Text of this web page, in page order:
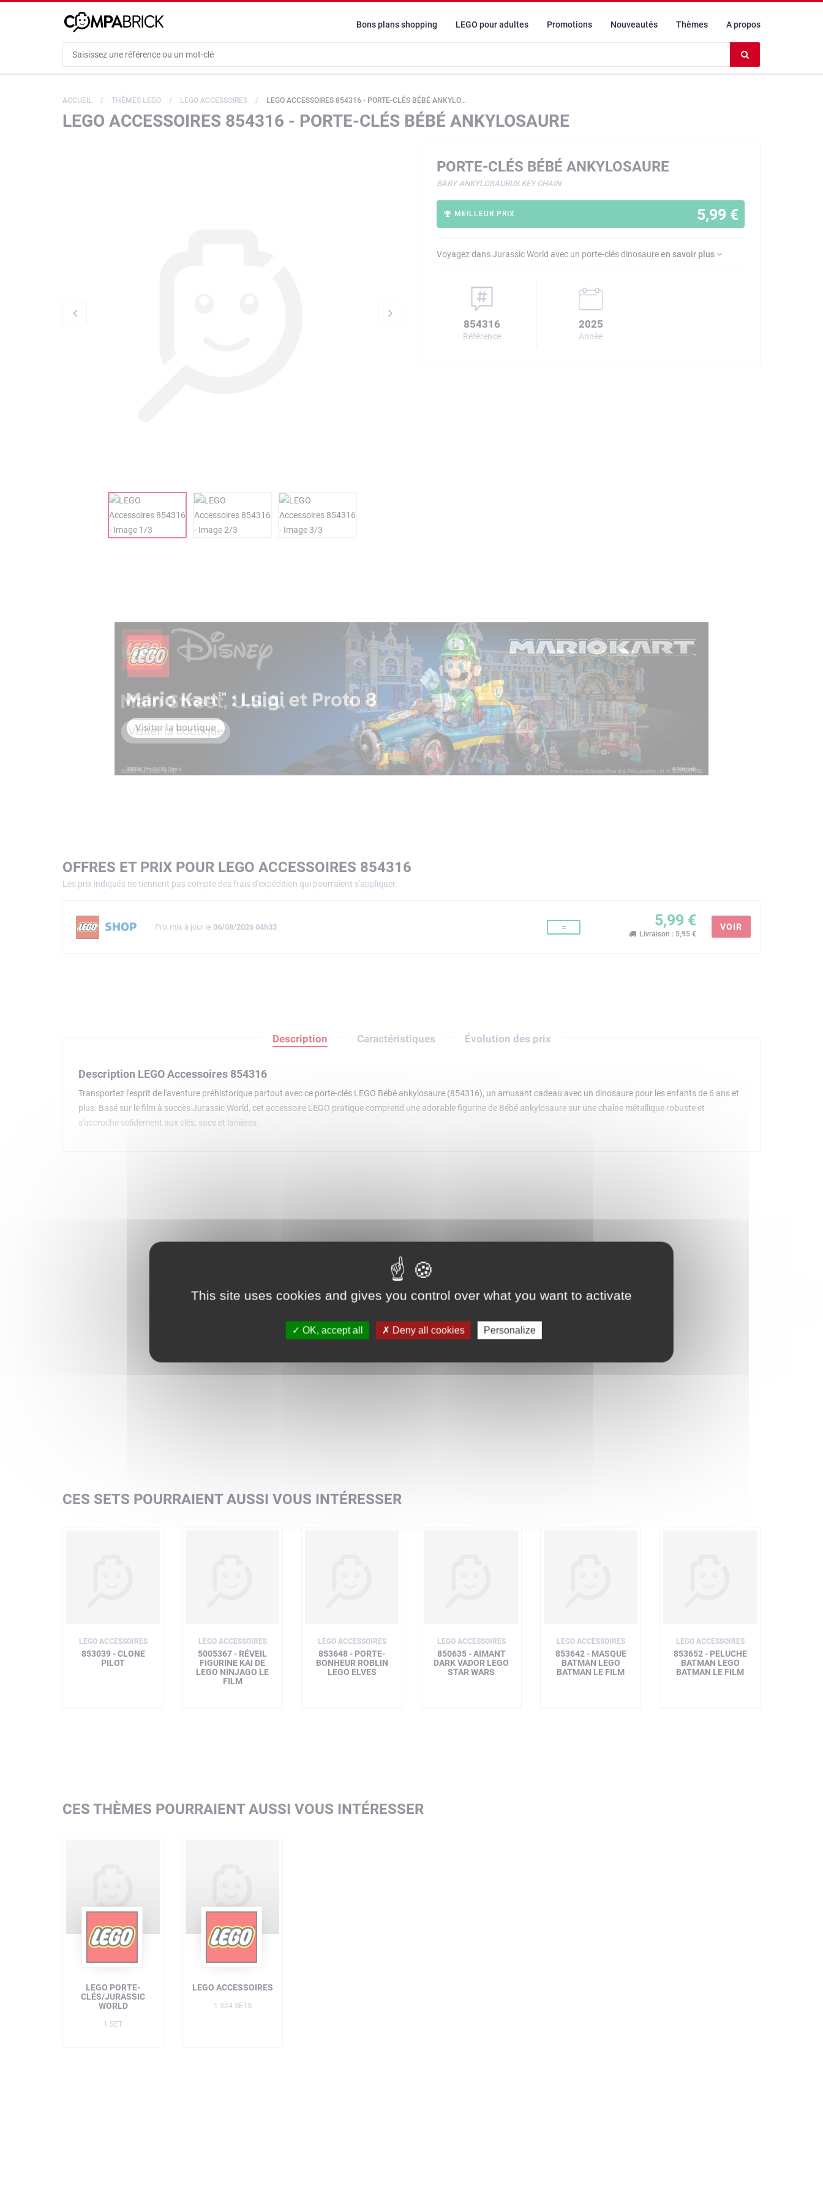
Bons plans shopping LEGO pour adultes Promotions Nouveautés Thèmes A propos
le
ACCUEIL THÈMES LEGO LEGO ACCESSOIRES LEGO ACCESSOIRES 854316 - PORTE-CLÉS BÉBÉ ANKYLOSAURE
LEGO ACCESSOIRES 854316 - PORTE-CLÉS BÉBÉ ANKYLOSAURE
PORTE-CLÉS BÉBÉ ANKYLOSAURE
BABY ANKYLOSAURUS KEY CHAIN
5,99 €
MEILLEUR PRIX
Voyagez dans Jurassic World avec un porte-clés dinosaureen savoir plus
854316
Référence
2025
Année
OFFRES ET PRIX POUR LEGO ACCESSOIRES 854316
Les prix indiqués ne tiennent pas compte des frais d'expédition qui pourraient s'appliquer.
Prix mis à jour le 06/08/2026 04h33 = 5,99 €
Livraison : 5,95 €
VOIR
Description Caractéristiques Évolution des prix
Description LEGO Accessoires 854316
Transportez l'esprit de l'aventure préhistorique partout avec ce porte-clés LEGO Bébé ankylosaure (854316), un amusant cadeau avec un dinosaure pour les enfants de 6 ans et
plus. Basé sur le film à succès Jurassic World, cet accessoire LEGO pratique comprend une adorable figurine de Bébé ankylosaure sur une chaîne métallique robuste et
s'accroche solidement aux clés, sacs et lanières.
CES SETS POURRAIENT AUSSI VOUS INTÉRESSER
LEGO ACCESSOIRES
853039 - CLONE
PILOT
LEGO ACCESSOIRES
5005367 - RÉVEIL
FIGURINE KAI DE
LEGO NINJAGO LE
FILM
LEGO ACCESSOIRES
853648 - PORTE-
BONHEUR ROBLIN
LEGO ELVES
LEGO ACCESSOIRES
850635 - AIMANT
DARK VADOR LEGO
STAR WARS
LEGO ACCESSOIRES
853642 - MASQUE
BATMAN LEGO
BATMAN LE FILM
LEGO ACCESSOIRES
853652 - PELUCHE
BATMAN LEGO
BATMAN LE FILM
CES THÈMES POURRAIENT AUSSI VOUS INTÉRESSER
LEGO PORTE-
CLÉS/JURASSIC
WORLD
1 SET
LEGO ACCESSOIRES
1 324 SETS
This site uses cookies and gives you control over what you want to activate
OK, accept all Deny all cookies Personalize